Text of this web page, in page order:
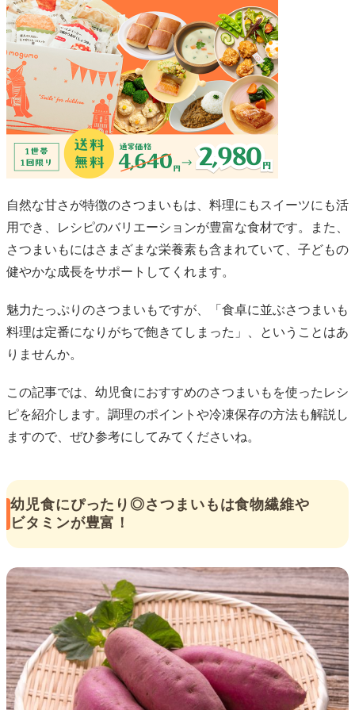
自然な甘さが特徴のさつまいもは、料理にもスイーツにも活
用でき、レシピのバリエーションが豊富な食材です。また、
さつまいもにはさまざまな栄養素も含まれていて、子どもの
健やかな成長をサポートしてくれます。
魅力たっぷりのさつまいもですが、「食卓に並ぶさつまいも
料理は定番になりがちで飽きてしまった」、ということはあ
りませんか。
この記事では、幼児食におすすめのさつまいもを使ったレシ
ピを紹介します。調理のポイントや冷凍保存の方法も解説し
ますので、ぜひ参考にしてみてくださいね。
幼児食にぴったり◎さつまいもは食物繊維や
ビタミンが豊富！